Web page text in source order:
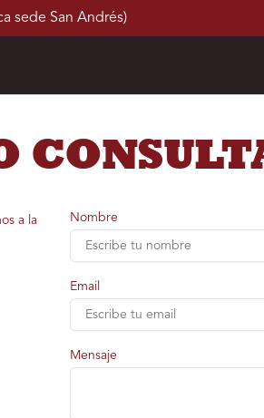
sede San Andrés)
a la
Nombre
Email
Mensaje